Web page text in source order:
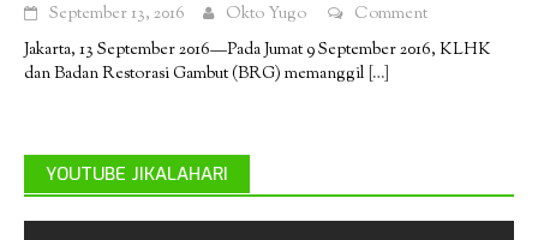
September 13, 2016 Okto Yugo
Comment
Jakarta, 13 September 2016—Pada Jumat 9 September 2016, KLHK
dan Badan Restorasi Gambut (BRG) memanggil […]
YOUTUBE JIKALAHARI